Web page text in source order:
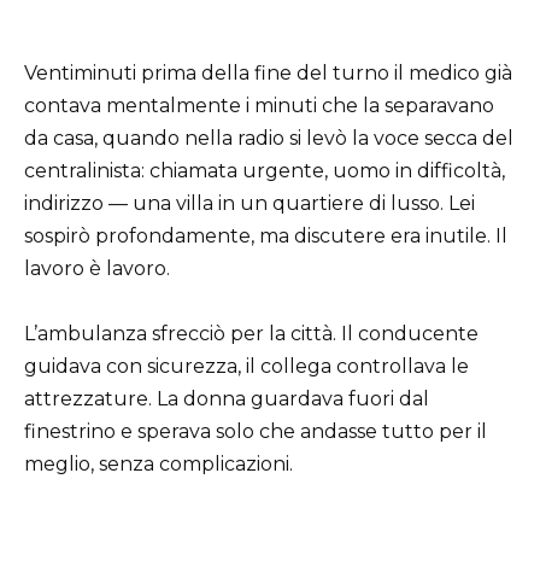
Ventiminuti prima della fine del turno il medico già
contava mentalmente i minuti che la separavano
da casa, quando nella radio si levò la voce secca del
centralinista: chiamata urgente, uomo in difficoltà,
indirizzo — una villa in un quartiere di lusso. Lei
sospirò profondamente, ma discutere era inutile. Il
lavoro è lavoro.
L’ambulanza sfrecciò per la città. Il conducente
guidava con sicurezza, il collega controllava le
attrezzature. La donna guardava fuori dal
finestrino e sperava solo che andasse tutto per il
meglio, senza complicazioni.